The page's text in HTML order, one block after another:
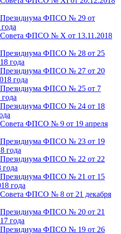
Президиума ФПСО № 29 от
Совета ФПСО № X от 13.11.2018
Президиума ФПСО № 28 от 25
года
Президиума ФПСО № 27 от 20
года
Президиума ФПСО № 25 от 7
Президиума ФПСО № 24 от 18
Совета ФПСО № 9 от 19 апреля
Президиума ФПСО № 23 от 19
года
Президиума ФПСО № 22 от 22
года
Президиума ФПСО № 21 от 15
года
Совета ФПСО № 8 от 21 декабря
Президиума ФПСО № 20 от 21
года
Президиума ФПСО № 19 от 26